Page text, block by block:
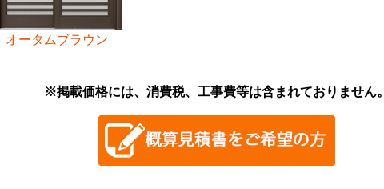
オータムブラウン
※掲載価格には、消費税、工事費等は含まれておりません。